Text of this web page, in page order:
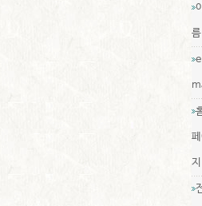
이
름
페
지